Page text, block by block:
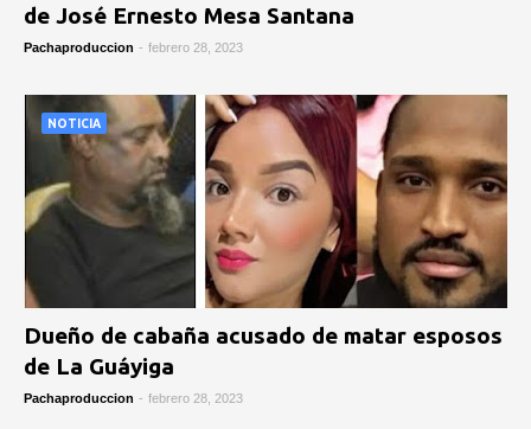
de José Ernesto Mesa Santana
Pachaproduccion - febrero 28, 2023
NOTICIA
Dueño de cabaña acusado de matar esposos
de La Guáyiga
Pachaproduccion - febrero 28, 2023